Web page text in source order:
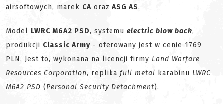
airsoftowych, marek CA oraz ASG AS.
Model LWRC M6A2 PSD, systemu electric blow back,
produkcji Classic Army - oferowany jest w cenie 1769
PLN. Jest to, wykonana na licencji firmy Land Warfare
Resources Corporation, replika full metal karabinu LWRC
M6A2 PSD (Personal Security Detachment).